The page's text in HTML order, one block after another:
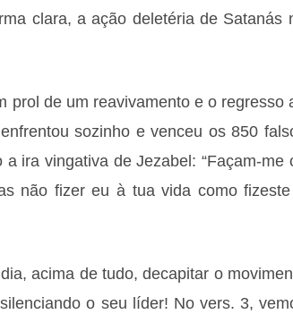
clara, a ação deletéria de Satanás
prol de um reavivamento e o regresso
sozinho e venceu os 850
ira vingativa de Jezabel: “Façam-me
não fizer eu à tua vida como
acima de tudo, decapitar o
o seu líder! No vers. 3,